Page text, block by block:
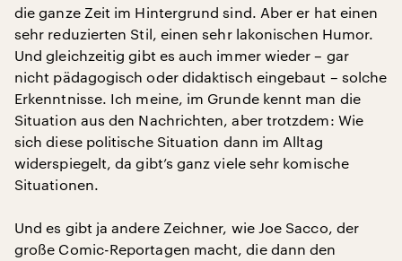
die ganze Zeit im Hintergrund sind. Aber er hat einen
sehr reduzierten Stil, einen sehr lakonischen Humor.
Und gleichzeitig gibt es auch immer wieder – gar
nicht pädagogisch oder didaktisch eingebaut – solche
Erkenntnisse. Ich meine, im Grunde kennt man die
Situation aus den Nachrichten, aber trotzdem: Wie
sich diese politische Situation dann im Alltag
widerspiegelt, da gibt’s ganz viele sehr komische
Situationen.
Und es gibt ja andere Zeichner, wie Joe Sacco, der
große Comic-Reportagen macht, die dann den